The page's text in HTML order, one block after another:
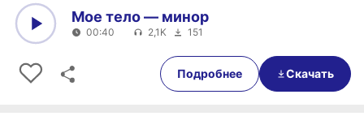
00:40
Мое тело — минор
00:40 2,1K 151
Подробнее Скачать